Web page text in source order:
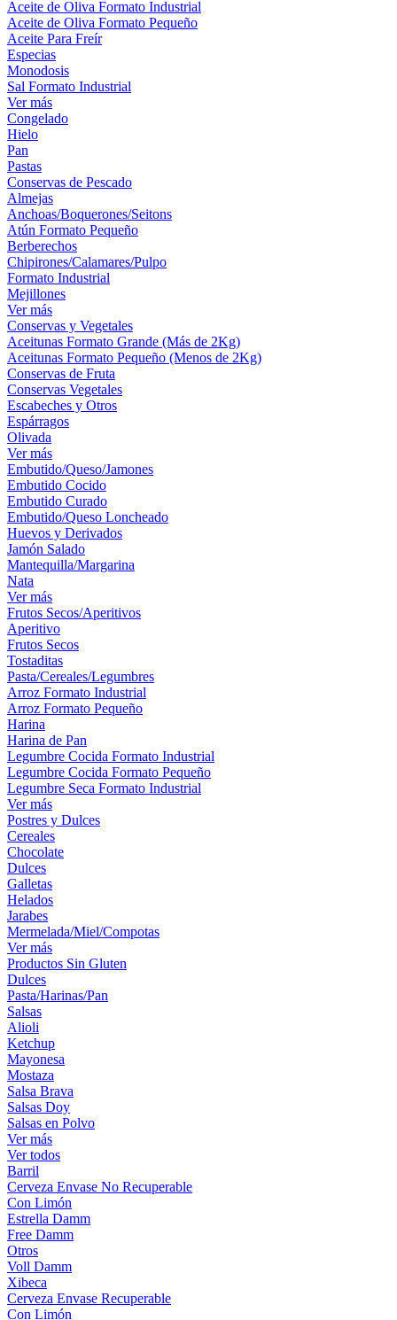
Aceite de Oliva Formato Industrial
Aceite de Oliva Formato Pequeño
Aceite Para Freír
Especias
Monodosis
Sal Formato Industrial
Ver más
Congelado
Hielo
Pan
Pastas
Conservas de Pescado
Almejas
Anchoas/Boquerones/Seitons
Atún Formato Pequeño
Berberechos
Chipirones/Calamares/Pulpo
Formato Industrial
Mejillones
Ver más
Conservas y Vegetales
Aceitunas Formato Grande (Más de 2Kg)
Aceitunas Formato Pequeño (Menos de 2Kg)
Conservas de Fruta
Conservas Vegetales
Escabeches y Otros
Espárragos
Olivada
Ver más
Embutido/Queso/Jamones
Embutido Cocido
Embutido Curado
Embutido/Queso Loncheado
Huevos y Derivados
Jamón Salado
Mantequilla/Margarina
Nata
Ver más
Frutos Secos/Aperitivos
Aperitivo
Frutos Secos
Tostaditas
Pasta/Cereales/Legumbres
Arroz Formato Industrial
Arroz Formato Pequeño
Harina
Harina de Pan
Legumbre Cocida Formato Industrial
Legumbre Cocida Formato Pequeño
Legumbre Seca Formato Industrial
Ver más
Postres y Dulces
Cereales
Chocolate
Dulces
Galletas
Helados
Jarabes
Mermelada/Miel/Compotas
Ver más
Productos Sin Gluten
Dulces
Pasta/Harinas/Pan
Salsas
Alioli
Ketchup
Mayonesa
Mostaza
Salsa Brava
Salsas Doy
Salsas en Polvo
Ver más
Ver todos
Barril
Cerveza Envase No Recuperable
Con Limón
Estrella Damm
Free Damm
Otros
Voll Damm
Xibeca
Cerveza Envase Recuperable
Con Limón